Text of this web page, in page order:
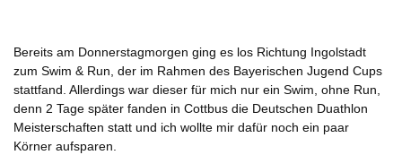
Bereits am Donnerstagmorgen ging es los Richtung Ingolstadt
zum Swim & Run, der im Rahmen des Bayerischen Jugend Cups
stattfand. Allerdings war dieser für mich nur ein Swim, ohne Run,
denn 2 Tage später fanden in Cottbus die Deutschen Duathlon
Meisterschaften statt und ich wollte mir dafür noch ein paar
Körner aufsparen.